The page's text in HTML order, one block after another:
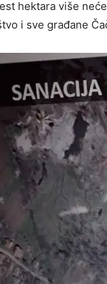
hektara više
i sve građane